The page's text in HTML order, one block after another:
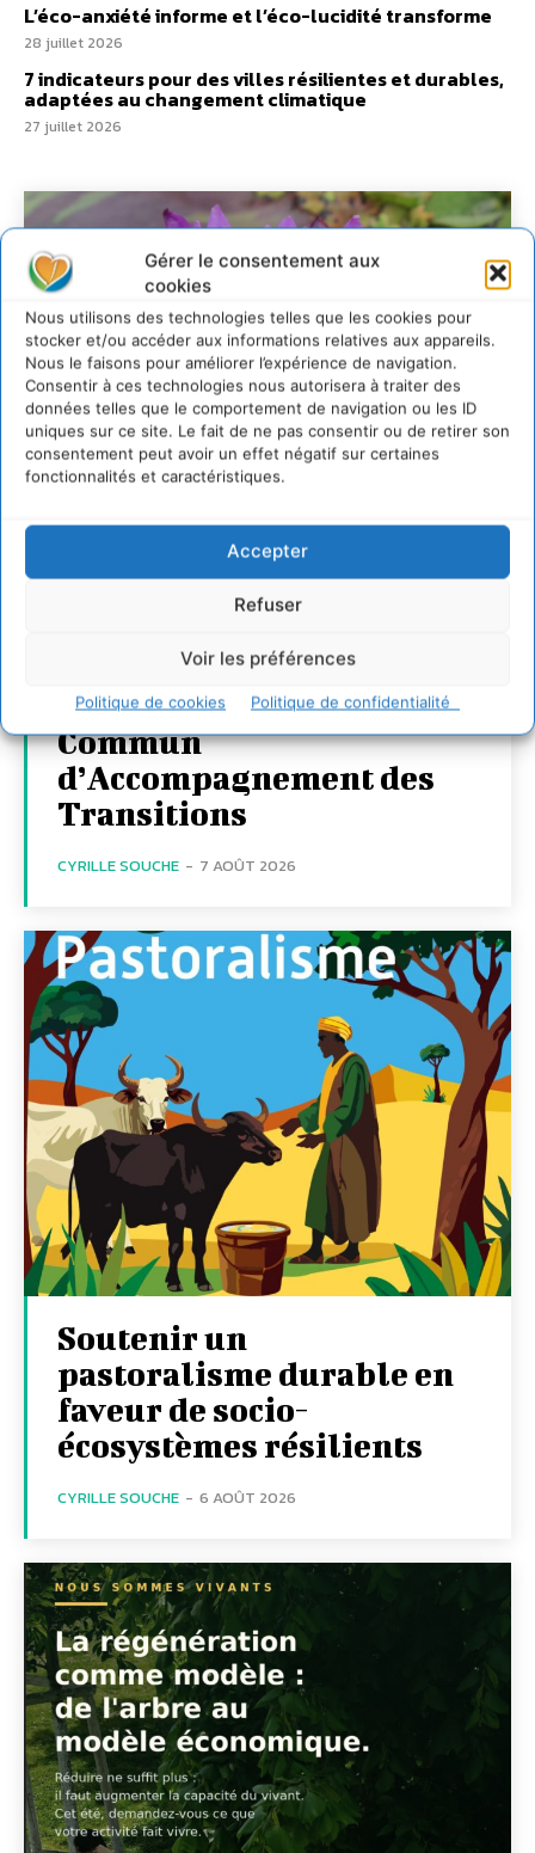
Gérer le consentement aux
cookies
Nous utilisons des technologies telles que les cookies pour
stocker et/ou accéder aux informations relatives aux appareils.
Nous le faisons pour améliorer l’expérience de navigation.
Consentir à ces technologies nous autorisera à traiter des
données telles que le comportement de navigation ou les ID
uniques sur ce site. Le fait de ne pas consentir ou de retirer son
consentement peut avoir un effet négatif sur certaines
fonctionnalités et caractéristiques.
Accepter
Refuser
Voir les préférences
Politique de cookies Politique de confidentialité
L’éco-anxiété informe et l’éco-lucidité transforme
28 juillet 2026
7 indicateurs pour des villes résilientes et durables,
adaptées au changement climatique
27 juillet 2026
Transformer les
dialogue et la
coopération avec un
Commun
d’Accompagnement des
Transitions
CYRILLE SOUCHE - 7 AOÛT 2026
Soutenir un
pastoralisme durable en
faveur de socio-
écosystèmes résilients
CYRILLE SOUCHE - 6 AOÛT 2026